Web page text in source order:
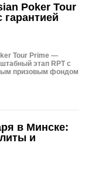
Poker Tour
Tour Prime —
этап RPT с
призовым фондом
в Минске:
и